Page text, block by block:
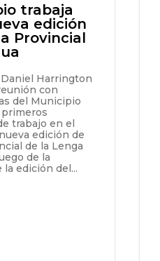
trabaja
edición
Provincial
Harrington
con
del Municipio
trabajo en el
edición de
de la Lenga
de la
edición del...